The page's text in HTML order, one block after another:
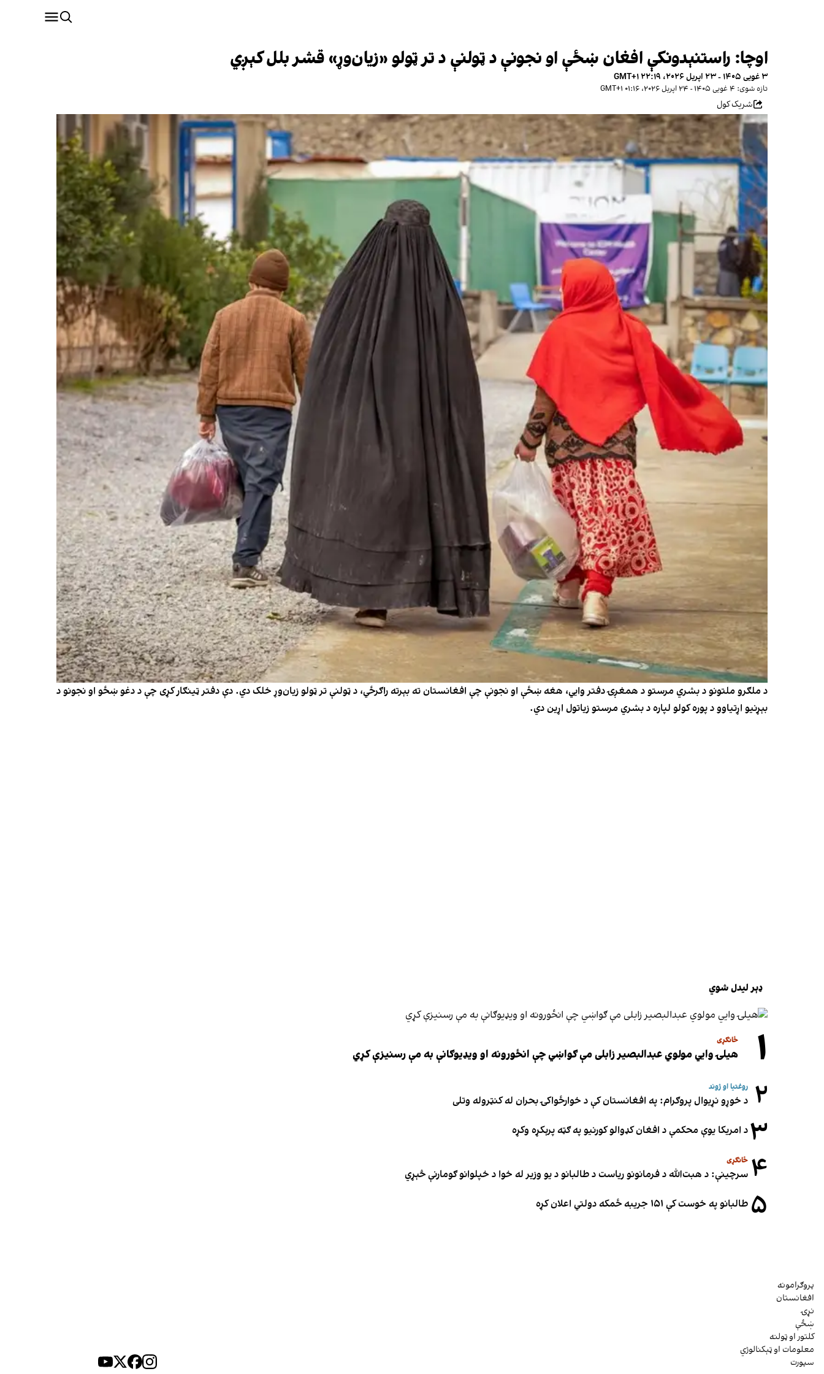
اوچا: راستنېدونکې افغان ښځې او نجونې د ټولنې د تر ټولو «زيان‌وړ» قشر بلل کېږي
۳ غویی ۱۴۰۵ - ۲۳ اپریل ۲۰۲۶، ۲۲:۱۹ GMT+۱
تازه شوی: ۴ غویی ۱۴۰۵ - ۲۴ اپریل ۲۰۲۶، ۰۱:۱۶ GMT+۱
شریک کول
د ملګرو ملتونو د بشري مرستو د همغږۍ دفتر وايي، هغه ښځې او نجونې چې افغانستان ته بېرته راګرځي، د ټولنې تر ټولو زيان‌وړ خلک دي. دې دفتر ټينګار کړی چې د دغو ښځو او نجونو د
بېړنيو اړتياوو د پوره کولو لپاره د بشري مرستو زياتول اړين دي.
ډېر لیدل شوي
۱ ځانګړی
هیلۍ وایي مولوي عبدالبصیر زابلی مې ګواښي چې انځورونه او ویډیوګانې به مې رسنیزې کړي
۲ روغتیا او ژوند
د خوړو نړیوال پروګرام: په افغانستان کې د خوارځواکۍ بحران له کنټروله وتلی
۳د امریکا یوې محکمې د افغان کډوالو کورنیو په ګټه پرېکړه وکړه
۴ ځانګړی
سرچینې: د هبت‌الله د فرمانونو ریاست د طالبانو د یو وزیر له خوا د خپلوانو ګومارنې څېړي
۵ طالبانو په خوست کې ۱۵۱ جریبه ځمکه دولتي اعلان کړه
پروګرامونه
افغانستان
نړۍ
ښځې
کلتور او ټولنه
معلومات او ټېکنالوژي
سپورت